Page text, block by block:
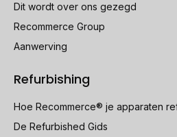
Dit wordt over ons gezegd
Recommerce Group
Aanwerving
Refurbishing
Hoe Recommerce® je apparaten
De Refurbished Gids